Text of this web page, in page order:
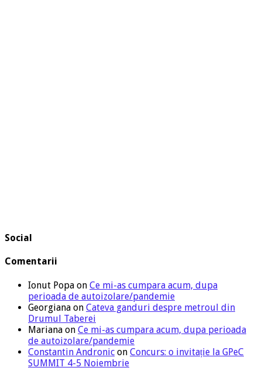
Social
Comentarii
Ionut Popa on Ce mi-as cumpara acum, dupa
perioada de autoizolare/pandemie
Georgiana on Cateva ganduri despre metroul din
Drumul Taberei
Mariana on Ce mi-as cumpara acum, dupa perioada
de autoizolare/pandemie
Constantin Andronic on Concurs: o invitație la GPeC
SUMMIT 4-5 Noiembrie